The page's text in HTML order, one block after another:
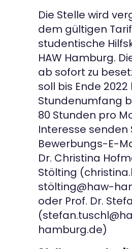
Die Stelle wird
dem gültigen
studentische
HAW Hamburg.
ab sofort zu
soll bis Ende
Stundenumfang
80 Stunden pro
Interesse senden
Bewerbungs-E-
Dr. Christina
Stölting
stölting@haw-
oder Prof. Dr.
hamburg.de)